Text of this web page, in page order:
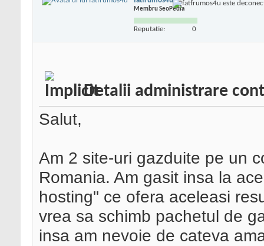
Membru SeoPedia
Reputatie: 0
Detalii administrare
Salut,
Am 2 site-uri gazduite pe un
Romania. Am gasit insa la
hosting" ce ofera aceleasi
vrea sa schimb pachetul de
insa am nevoie de cateva